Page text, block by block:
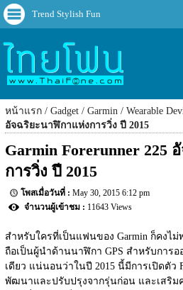
Trend Stylish Fun
หน้าแรก Gadget Garmin Wearable
อัจฉริยะนาฬิกาแห่งการวิ่ง ปี 2015
Garmin Forerunner 225
การวิ่ง ปี 2015
May 30, 2015 6:12 pm
11643 Views
สำหรับใครที่เป็นแฟนของ Garmin ก็คงไ
ถือเป็นผู้นำด้านนาฬิกา GPS สำหรับการอ
เดียว แน่นอนว่าในปี 2015 นี้มีการเปิดตัว
พัฒนาและปรับปรุงจากรุ่นก่อน และเสริม